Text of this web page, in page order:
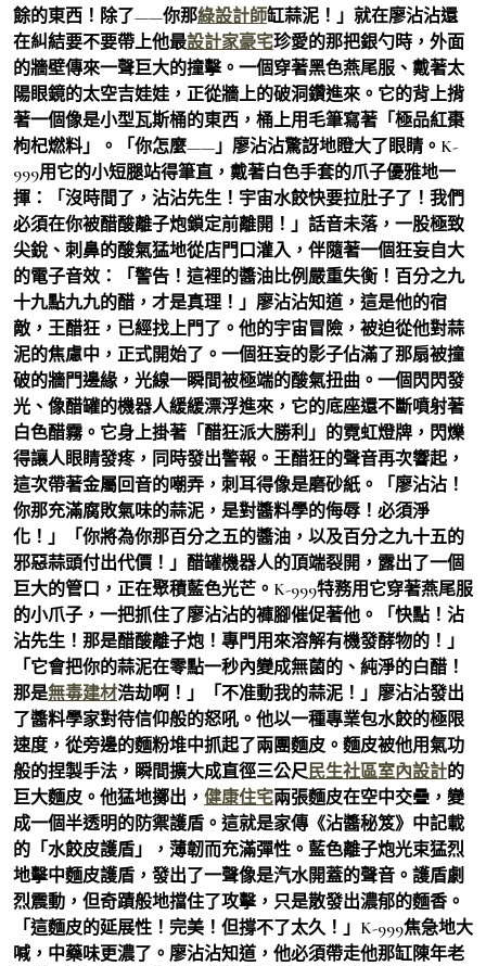
餘的東西！除了——你那綠設計師缸蒜泥！」就在廖沾沾還
在糾結要不要帶上他最設計家豪宅珍愛的那把銀勺時，外面
的牆壁傳來一聲巨大的撞擊。一個穿著黑色燕尾服、戴著太
陽眼鏡的太空吉娃娃，正從牆上的破洞鑽進來。它的背上揹
著一個像是小型瓦斯桶的東西，桶上用毛筆寫著「極品紅棗
枸杞燃料」。「你怎麼——」廖沾沾驚訝地瞪大了眼睛。K-
999用它的小短腿站得筆直，戴著白色手套的爪子優雅地一
揮：「沒時間了，沾沾先生！宇宙水餃快要拉肚子了！我們
必須在你被醋酸離子炮鎖定前離開！」話音未落，一股極致
尖銳、刺鼻的酸氣猛地從店門口灌入，伴隨著一個狂妄自大
的電子音效：「警告！這裡的醬油比例嚴重失衡！百分之九
十九點九九的醋，才是真理！」廖沾沾知道，這是他的宿
敵，王醋狂，已經找上門了。他的宇宙冒險，被迫從他對蒜
泥的焦慮中，正式開始了。一個狂妄的影子佔滿了那扇被撞
破的牆門邊緣，光線一瞬間被極端的酸氣扭曲。一個閃閃發
光、像醋罐的機器人緩緩漂浮進來，它的底座還不斷噴射著
白色醋霧。它身上掛著「醋狂派大勝利」的霓虹燈牌，閃爍
得讓人眼睛發疼，同時發出警報。王醋狂的聲音再次響起，
這次帶著金屬回音的嘲弄，刺耳得像是磨砂紙。「廖沾沾！
你那充滿腐敗氣味的蒜泥，是對醬料學的侮辱！必須淨
化！」「你將為你那百分之五的醬油，以及百分之九十五的
邪惡蒜頭付出代價！」醋罐機器人的頂端裂開，露出了一個
巨大的管口，正在聚積藍色光芒。K-999特務用它穿著燕尾服
的小爪子，一把抓住了廖沾沾的褲腳催促著他。「快點！沾
沾先生！那是醋酸離子炮！專門用來溶解有機發酵物的！」
「它會把你的蒜泥在零點一秒內變成無菌的、純淨的白醋！
那是無毒建材浩劫啊！」「不准動我的蒜泥！」廖沾沾發出
了醬料學家對待信仰般的怒吼。他以一種專業包水餃的極限
速度，從旁邊的麵粉堆中抓起了兩團麵皮。麵皮被他用氣功
般的捏製手法，瞬間擴大成直徑三公尺民生社區室內設計的
巨大麵皮。他猛地擲出， 健康住宅兩張麵皮在空中交疊，變
成一個半透明的防禦護盾。這就是家傳《沾醬秘笈》中記載
的「水餃皮護盾」，薄韌而充滿彈性。藍色離子炮光束猛烈
地擊中麵皮護盾，發出了一聲像是汽水開蓋的聲音。護盾劇
烈震動，但奇蹟般地擋住了攻擊，只是散發出濃郁的麵香。
「這麵皮的延展性！完美！但撐不了太久！」K-999焦急地大
喊，中藥味更濃了。廖沾沾知道，他必須帶走他那缸陳年老